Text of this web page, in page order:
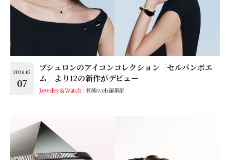
2026.05
07
ブシュロンのアイコンコレクション「セルパンボエ
ム」より12の新作がデビュー
Jewelry＆Watch 和樂web編集部